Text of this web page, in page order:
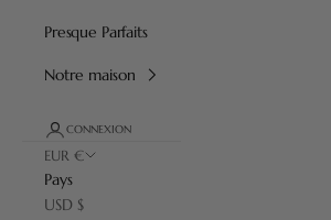
Presque Parfaits
Notre maison
CONNEXION
EUR €
Pays
USD $